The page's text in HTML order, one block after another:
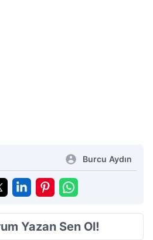
Burcu Aydın
Yazan Sen Ol!